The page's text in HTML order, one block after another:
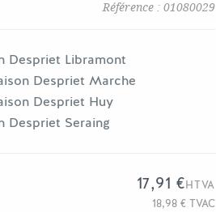
Référence : 01080029
Despriet Libramont
Despriet Marche
Despriet Huy
Despriet Seraing
17,91 €HTVA
18,98 € TVAC